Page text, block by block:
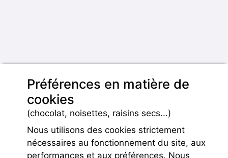
Préférences en matière de
cookies
(chocolat, noisettes, raisins secs...)
Nous utilisons des cookies strictement
nécessaires au fonctionnement du site, aux
performances et aux préférences. Nous